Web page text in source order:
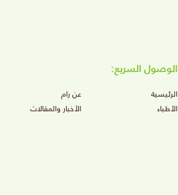
الوصول السريع:
الرئيسية
عن رام
الأطباء
الأخبار والمقالات